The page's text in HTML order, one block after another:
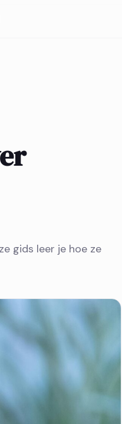
gids leer je hoe ze